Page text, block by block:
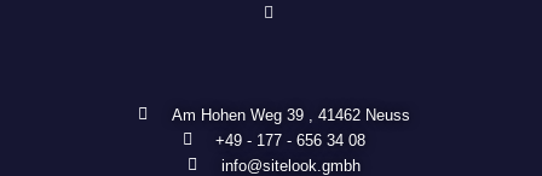
Am Hohen Weg 39 , 41462 Neuss
+49 - 177 - 656 34 08
info@sitelook.gmbh